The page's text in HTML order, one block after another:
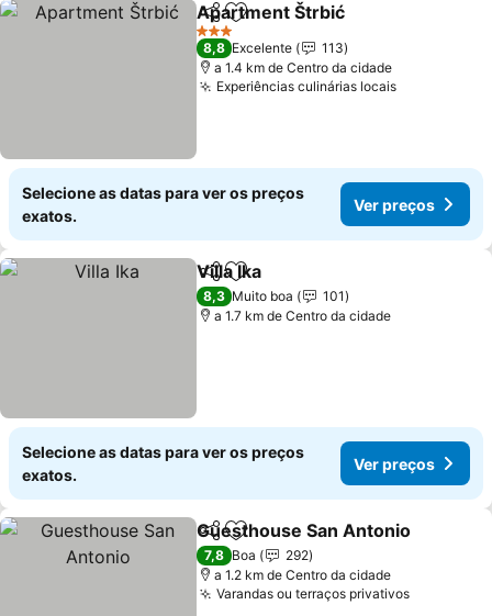
PartilharAdicionar aos favoritos
Apartment Štrbić
3 Estrelas
8,8 Excelente
113
a 1.4 km de Centro da cidade
Experiências culinárias locaisVer preços
Selecione as datas para ver os preços
exatos.
Ver preços
PartilharAdicionar aos favoritos
Villa Ika
8,3 Muito boa
101
a 1.7 km de Centro da cidade
Selecione as datas para ver os preços
exatos.
Ver preços
PartilharAdicionar aos favoritos
Guesthouse San Antonio
7,8 Boa
292
a 1.2 km de Centro da cidade
Varandas ou terraços privativosVer